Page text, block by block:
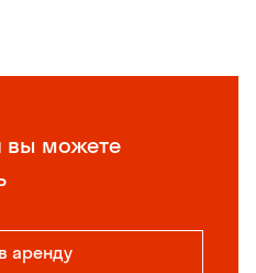
вы можете
аренду